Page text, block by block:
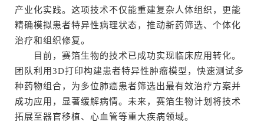
产业化实践。这项技术不仅能重建复杂人体组织，更能
精确模拟患者特异性病理状态，推动新药筛选、个体化
治疗和组织修复。
目前，赛箔生物的技术已成功实现临床应用转化。
团队利用3D打印构建患者特异性肿瘤模型，快速测试多
种药物组合，为多位肺癌患者筛选出最有效治疗方案并
成功应用，显著缓解病情。未来，赛箔生物计划将技术
拓展至器官移植、心血管等重大疾病领域。